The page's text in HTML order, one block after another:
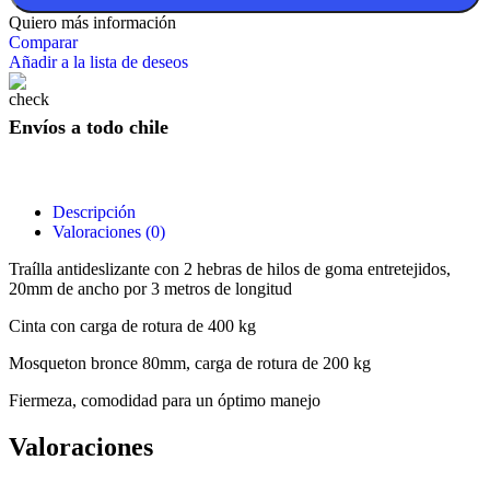
Quiero más información
Comparar
Añadir a la lista de deseos
Envíos a todo chile
Descripción
Valoraciones (0)
Traílla antideslizante con 2 hebras de hilos de goma entretejidos,
20mm de ancho por 3 metros de longitud
Cinta con carga de rotura de 400 kg
Mosqueton bronce 80mm, carga de rotura de 200 kg
Fiermeza, comodidad para un óptimo manejo
Valoraciones